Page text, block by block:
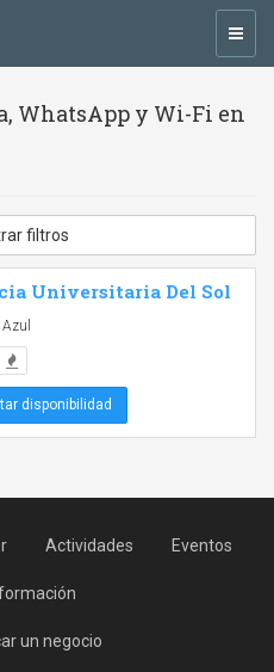
WhatsApp y Wi-Fi en
filtros
Universitaria Del Sol
disponibilidad
Actividades Eventos
un negocio